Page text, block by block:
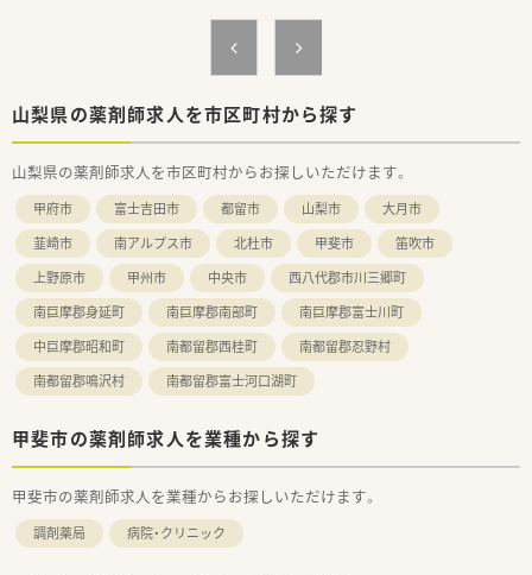
◎地域医療を支えたい方
◎変化に柔軟に前向きに対応できる方
■セルフメディケーションを推進することにより、医療費削減を
通じて社会にも貢献しています。
■M&Aが積極的に行われるドラッグストア業界において盤石な
先行投資をしています。
■調剤オペレーションの自動化を導入し効率化も図っていま
す。
■充実した様々な福利厚生と制度もあるため、長く安心して生活
を送ることができます。
■育児休暇なども法律以上の制度を用意し、子育てをしながら働
ける環境を整えています。
■未来を見据えて成長し、長く活躍し続けられる環境の中で新た
な一歩を踏み出せます。
≪風通しが良く働きやすい職場環境≫
役職や立場は関係ありません。
■風通しの良い環境はアイデアを出しやすく、大きく成長できる
チャンスが豊富にあります。
■風通しの良い社風を実現するために、様々なサークル活動制度
も用意しています。
■首都圏にこだわった店舗展開のため、多くの仲間と交流ができ
山梨県の薬剤師求人を市区町村から探す
山梨県の薬剤師求人を市区町村からお探しいただけます。
甲府市 富士吉田市 都留市 山梨市
大月市
韮崎市
南アルプス市 北杜市 甲斐市
笛吹市
上野原市
甲州市 中央市
西八代郡市川三郷町
南巨摩郡身延町
南巨摩郡南部町
南巨摩郡富士川町
中巨摩郡昭和町
南都留郡西桂町
南都留郡忍野村
南都留郡鳴沢村
南都留郡富士河口湖町
甲斐市の薬剤師求人を業種から探す
甲斐市の薬剤師求人を業種からお探しいただけます。
調剤薬局 病院・クリニック